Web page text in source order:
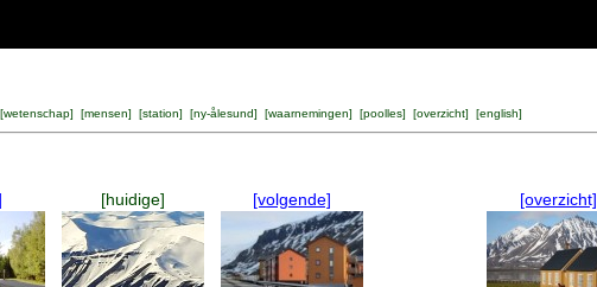
wetenschap] [mensen] [station] [ny-ålesund] [waarnemingen] [poolles] [overzicht] [english]
[huidige] [volgende] [overzicht]